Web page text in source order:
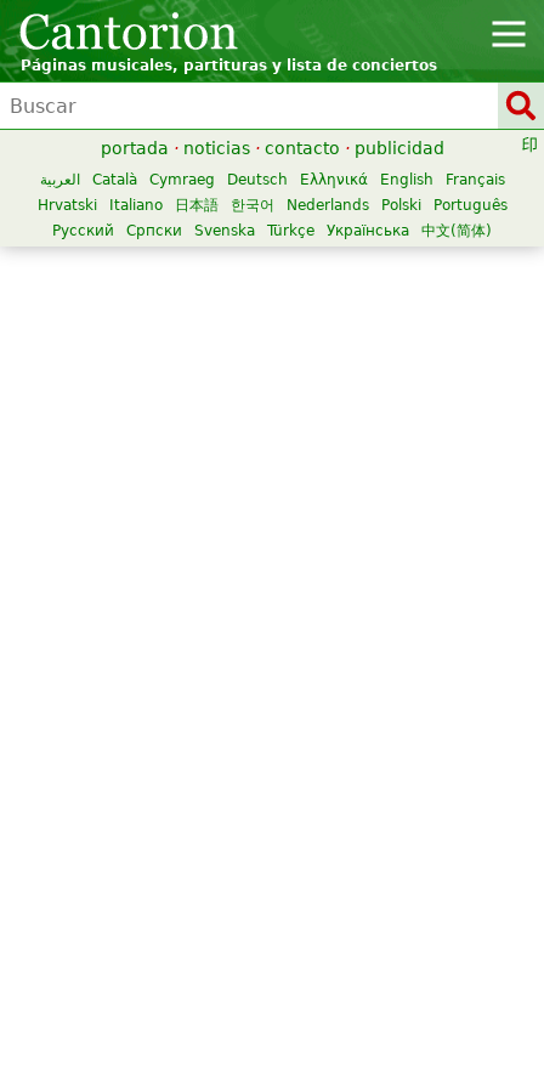
Páginas musicales, partituras y lista de conciertos
portada · noticias · contacto · publicidad
العربية Català Cymraeg Deutsch Ελληνικά English
Français
Hrvatski
Italiano 日本語 한국어 Nederlands Polski
Português
Русский
Српски Svenska Türkçe Українська 中文(简体)